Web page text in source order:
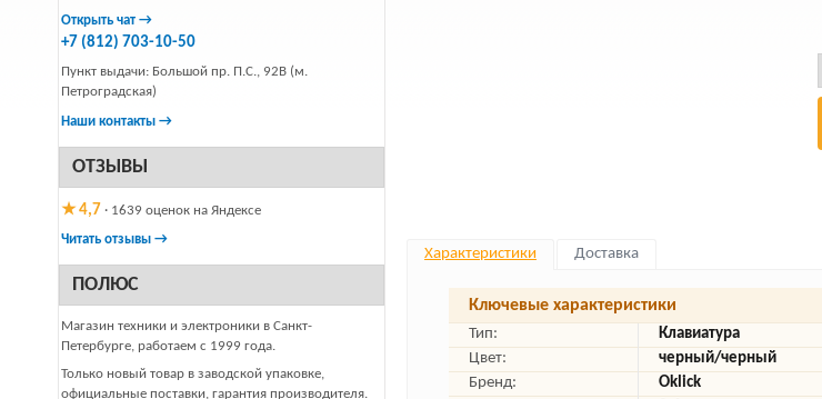
Открыть чат →
+7 (812) 703-10-50
Пункт выдачи: Большой пр. П.С., 92В (м.
Петроградская)
Наши контакты →
ОТЗЫВЫ
★ 4,7 · 1639 оценок на Яндексе
Читать отзывы →
ПОЛЮС
Магазин техники и электроники в Санкт-
Петербурге, работаем с 1999 года.
Только новый товар в заводской упаковке,
официальные поставки, гарантия производителя.
Характеристики Доставка
Ключевые характеристики
Тип:
Клавиатура
Цвет:
черный/черный
Бренд:
Oklick